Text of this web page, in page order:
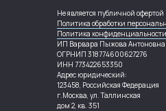
Не является публичной офертой
Политика обработки
Политика конфиденциальности
ИП Варвара Пыжова Антоновна
ОГРНИП 318774600627276
ИНН 773422653350
Адрес юридический:
123458, Российская Федерация
г.Москва, ул. Таллинская
дом 2, кв. 351